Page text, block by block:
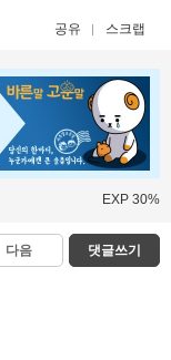
공유 스크랩
EXP 30%
다음 댓글쓰기